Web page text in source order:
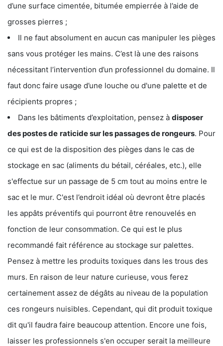
d’une surface cimentée, bitumée empierrée à l’aide de
grosses pierres ;
Il ne faut absolument en aucun cas manipuler les pièges
sans vous protéger les mains. C’est là une des raisons
nécessitant l’intervention d’un professionnel du domaine. Il
faut donc faire usage d’une louche ou d'une palette et de
récipients propres ;
Dans les bâtiments d’exploitation, pensez à disposer
des postes de raticide sur les passages de rongeurs. Pour
ce qui est de la disposition des pièges dans le cas de
stockage en sac (aliments du bétail, céréales, etc.), elle
s'effectue sur un passage de 5 cm tout au moins entre le
sac et le mur. C'est l’endroit idéal où devront être placés
les appâts préventifs qui pourront être renouvelés en
fonction de leur consommation. Ce qui est le plus
recommandé fait référence au stockage sur palettes.
Pensez à mettre les produits toxiques dans les trous des
murs. En raison de leur nature curieuse, vous ferez
certainement assez de dégâts au niveau de la population
ces rongeurs nuisibles. Cependant, qui dit produit toxique
dit qu'il faudra faire beaucoup attention. Encore une fois,
laisser les professionnels s'en occuper serait la meilleure